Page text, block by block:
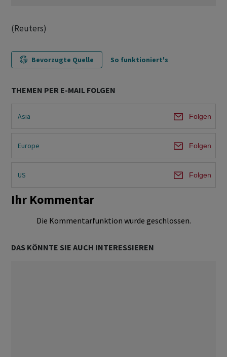
(Reuters)
Bevorzugte Quelle So funktioniert's
THEMEN PER E-MAIL FOLGEN
Asia Folgen
Europe Folgen
US Folgen
Ihr Kommentar
Die Kommentarfunktion wurde geschlossen.
DAS KÖNNTE SIE AUCH INTERESSIEREN